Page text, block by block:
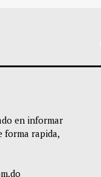
en informar
forma rapida,